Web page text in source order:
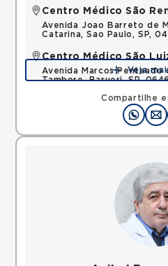
Compartilhe
Centro Médico São
Avenida Joao Barreto de
Catarina, Sao Paulo, SP,
Centro Médico São
Avenida Marcos Penteado
Tambore, Barueri, SP,
Veja